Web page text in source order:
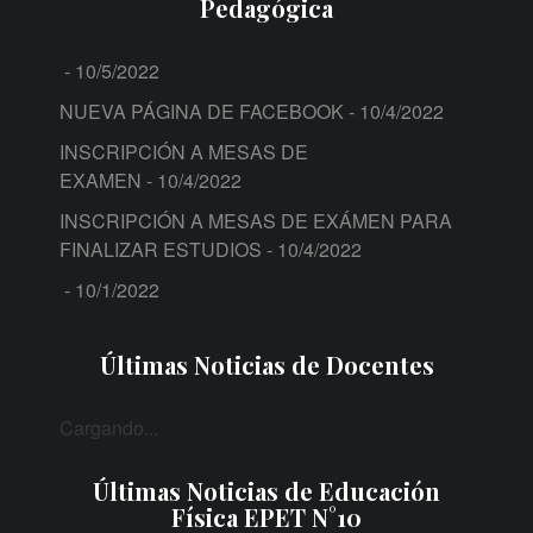
Pedagógica
- 10/5/2022
NUEVA PÁGINA DE FACEBOOK - 10/4/2022
INSCRIPCIÓN A MESAS DE
EXAMEN - 10/4/2022
INSCRIPCIÓN A MESAS DE EXÁMEN PARA
FINALIZAR ESTUDIOS - 10/4/2022
- 10/1/2022
Últimas Noticias de Docentes
Cargando...
Últimas Noticias de Educación
Física EPET N°10